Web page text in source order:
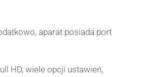
aparat posiada port
HD, wiele opcji ustawień,